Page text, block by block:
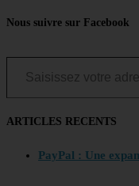
Nous suivre sur Facebook
Saisissez votre adresse e-mail…
ARTICLES RECENTS
PayPal : Une